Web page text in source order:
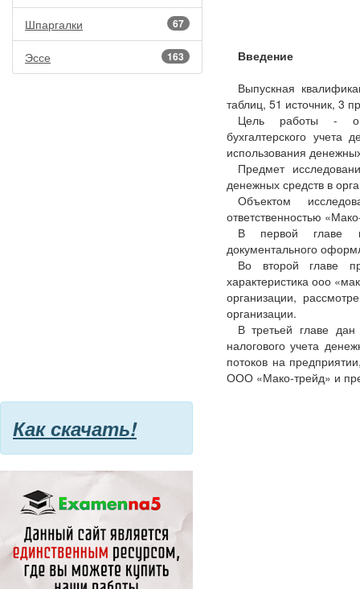
67
Шпаргалки
163
Эссе
Введение
Выпускная
таблиц, 51 источник, 3
Цель работы -
бухгалтерского учета
использования
Предмет
денежных средств в
Объектом
ответственностью
В первой главе
документального
Во второй главе
характеристика ооо
организации,
организации.
В третьей главе
налогового учета
потоков на
ООО «Мако-трейд» и
Как скачать!